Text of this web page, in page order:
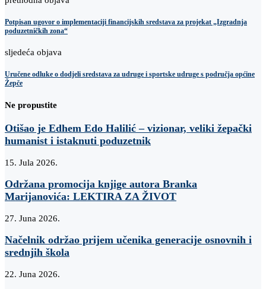
Potpisan ugovor o implementaciji financijskih sredstava za projekat „Izgradnja
poduzetničkih zona“
sljedeća objava
Uručene odluke o dodjeli sredstava za udruge i sportske udruge s područja općine
Žepče
Ne propustite
Otišao je Edhem Edo Halilić – vizionar, veliki žepački
humanist i istaknuti poduzetnik
15. Jula 2026.
Održana promocija knjige autora Branka
Marijanovića: LEKTIRA ZA ŽIVOT
27. Juna 2026.
Načelnik održao prijem učenika generacije osnovnih i
srednjih škola
22. Juna 2026.